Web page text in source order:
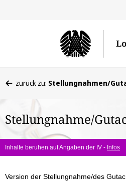
befinden
hier:
zurück zu: Stellungnahmen/
Stellungnahme/
Inhalte beruhen auf Angaben der IV - Infos
Version der Stellungnahme/des